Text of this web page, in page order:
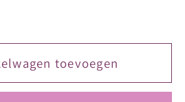
toevoegen